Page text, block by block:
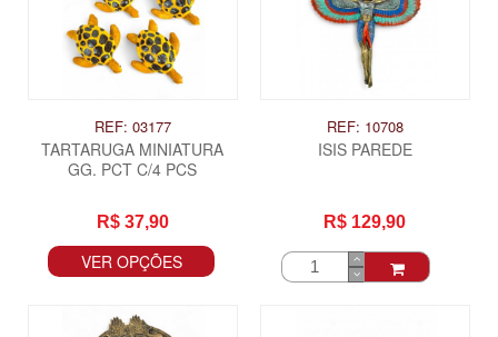
REF: 03177
TARTARUGA MINIATURA
GG. PCT C/4 PCS
R$ 37,90
VER OPÇÕES
REF: 10708
ISIS PAREDE
R$ 129,90